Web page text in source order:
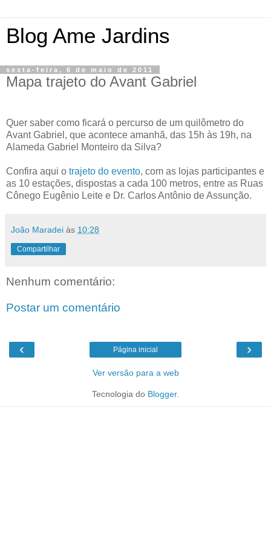
Blog Ame Jardins
sexta-feira, 6 de maio de 2011
Mapa trajeto do Avant Gabriel
Quer saber como ficará o percurso de um quilômetro do
Avant Gabriel, que acontece amanhã, das 15h às 19h, na
Alameda Gabriel Monteiro da Silva?
Confira aqui o trajeto do evento, com as lojas participantes e
as 10 estações, dispostas a cada 100 metros, entre as Ruas
Cônego Eugênio Leite e Dr. Carlos Antônio de Assunção.
João Maradei às 10:28
Compartilhar
Nenhum comentário:
Postar um comentário
‹ ›
Página inicial
Ver versão para a web
Tecnologia do Blogger.